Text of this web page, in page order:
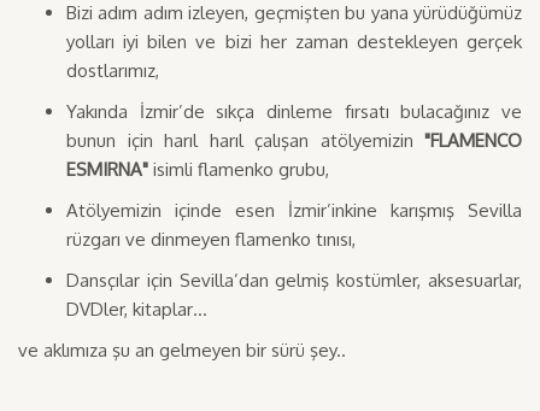
Bizi adım adım izleyen, geçmişten bu yana yürüdüğümüz
yolları iyi bilen ve bizi her zaman destekleyen gerçek
dostlarımız,
Yakında İzmir’de sıkça dinleme fırsatı bulacağınız ve
bunun için harıl harıl çalışan atölyemizin "FLAMENCO
ESMIRNA" isimli flamenko grubu,
Atölyemizin içinde esen İzmir’inkine karışmış Sevilla
rüzgarı ve dinmeyen flamenko tınısı,
Dansçılar için Sevilla’dan gelmiş kostümler, aksesuarlar,
DVDler, kitaplar…
ve aklımıza şu an gelmeyen bir sürü şey..